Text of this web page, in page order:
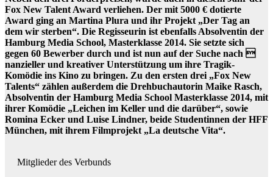
Fox New Talent Award verliehen. Der mit 5000 € dotierte
Award ging an Martina Plura und ihr Projekt „Der Tag an
dem wir sterben“. Die Regisseurin ist ebenfalls Absolventin der
Hamburg Media School, Masterklasse 2014. Sie setzte sich
gegen 60 Bewerber durch und ist nun auf der Suche nach 
nanzieller und kreativer Unterstützung um ihre Tragik-
Komödie ins Kino zu bringen. Zu den ersten drei „Fox New
Talents“ zählen außerdem die Drehbuchautorin Maike Rasch,
Absolventin der Hamburg Media School Masterklasse 2014, mit
ihrer Komödie „Leichen im Keller und die darüber“, sowie
Romina Ecker und Luise Lindner, beide Studentinnen der HFF
München, mit ihrem Filmprojekt „La deutsche Vita“.
Mitglieder des Verbunds